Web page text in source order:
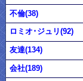
不倫(38)
ロミオ･ジュリ(92)
友達(134)
会社(189)